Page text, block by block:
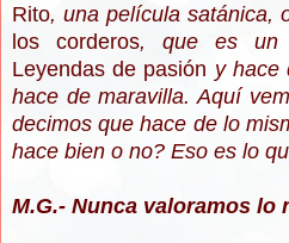
Rito, una película satánica,
los corderos, que es un
Leyendas de pasión y hace
hace de maravilla. Aquí
decimos que hace de lo
hace bien o no? Eso es lo
M.G.- Nunca valoramos lo